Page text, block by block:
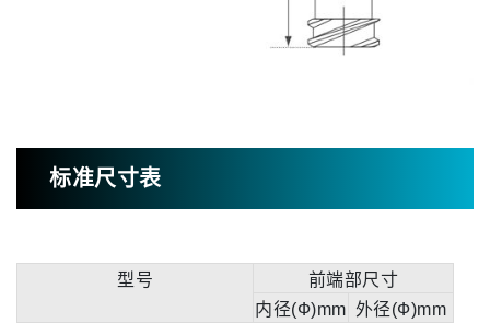
标准尺寸表
型号
前端部尺寸
内径(Ф)mm 外径(Ф)mm